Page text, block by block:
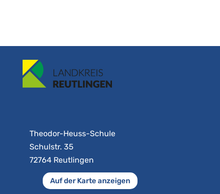
Theodor-Heuss-Schule
Schulstr. 35
72764 Reutlingen
Auf der Karte anzeigen